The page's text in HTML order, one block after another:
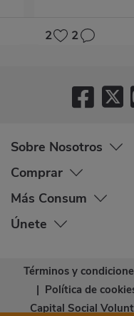
2 2
Sobre Nosotros
Comprar
Más Consum
Únete
Términos y
| Política de
Capital Social